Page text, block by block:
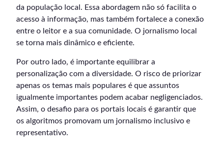
da população local. Essa abordagem não só facilita o
acesso à informação, mas também fortalece a conexão
entre o leitor e a sua comunidade. O jornalismo local
se torna mais dinâmico e eficiente.
Por outro lado, é importante equilibrar a
personalização com a diversidade. O risco de priorizar
apenas os temas mais populares é que assuntos
igualmente importantes podem acabar negligenciados.
Assim, o desafio para os portais locais é garantir que
os algoritmos promovam um jornalismo inclusivo e
representativo.